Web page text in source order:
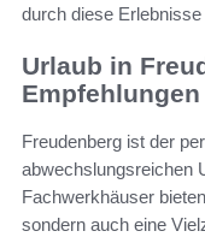
durch diese
Urlaub in
Empfehlungen
Freudenberg ist der
abwechslungsreichen
Fachwerkhäuser
sondern auch eine